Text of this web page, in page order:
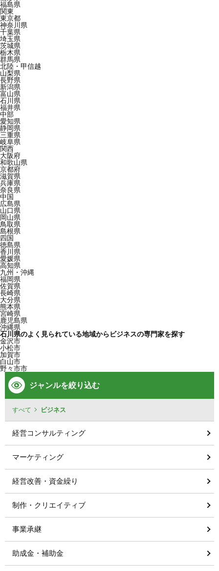
福島県
関東
東京都
神奈川県
千葉県
埼玉県
茨城県
栃木県
群馬県
北陸・甲信越
山梨県
長野県
新潟県
富山県
石川県
福井県
中部
愛知県
静岡県
三重県
岐阜県
関西
大阪府
和歌山県
京都府
滋賀県
兵庫県
奈良県
中国
広島県
山口県
岡山県
鳥取県
島根県
四国
徳島県
香川県
愛媛県
高知県
九州・沖縄
福岡県
佐賀県
長崎県
大分県
熊本県
宮崎県
鹿児島県
沖縄県
石川県のよく見られている地域からビジネスの専門家を探す
金沢市
小松市
加賀市
白山市
野々市市
ジャンルを絞り込む
すべて ビジネス
経営コンサルティング
マーケティング
経営改善・資金繰り
制作・クリエイティブ
事業承継
助成金・補助金